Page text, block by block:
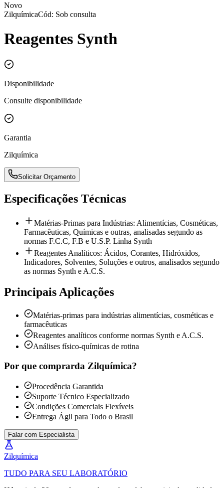
Novo
ZilquímicaCód: Sob consulta
Reagentes Synth
Disponibilidade
Consulte disponibilidade
Garantia
Zilquímica
Solicitar Orçamento
Especificações Técnicas
Matérias-Primas para Indústrias: Alimentícias, Cosméticas,
Farmacêuticas, Químicas e outras, analisadas segundo as
normas F.C.C, F.B e U.S.P. Linha Synth
Reagentes Analíticos: Ácidos, Corantes, Hidróxidos,
Indicadores, Solventes, Soluções e outros, analisados segundo
as normas Synth e A.C.S.
Principais Aplicações
Matérias-primas para indústrias alimentícias, cosméticas e
farmacêuticas
Reagentes analíticos conforme normas Synth e A.C.S.
Análises físico-químicas de rotina
Por que comprarda Zilquímica?
Procedência Garantida
Suporte Técnico Especializado
Condições Comerciais Flexíveis
Entrega Ágil para Todo o Brasil
Falar com Especialista
Zilquímica
TUDO PARA SEU LABORATÓRIO